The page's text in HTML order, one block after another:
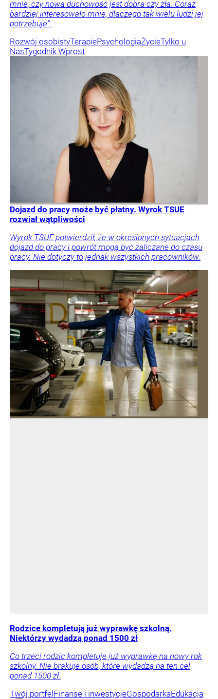
mnie, czy nowa duchowość jest dobra czy zła. Coraz
bardziej interesowało mnie, dlaczego tak wielu ludzi jej
potrzebuje”.
Rozwój osobistyTerapiePsychologiaŻycieTylko u
NasTygodnik Wprost
Dojazd do pracy może być płatny. Wyrok TSUE
rozwiał wątpliwości
Wyrok TSUE potwierdził, że w określonych sytuacjach
dojazd do pracy i powrót mogą być zaliczane do czasu
pracy. Nie dotyczy to jednak wszystkich pracowników.
Rodzice kompletują już wyprawkę szkolną.
Niektórzy wydadzą ponad 1500 zł
Co trzeci rodzic kompletuje już wyprawkę na nowy rok
szkolny. Nie brakuje osób, które wydadzą na ten cel
ponad 1500 zł.
Twój portfelFinanse i inwestycjeGospodarkaEdukacja